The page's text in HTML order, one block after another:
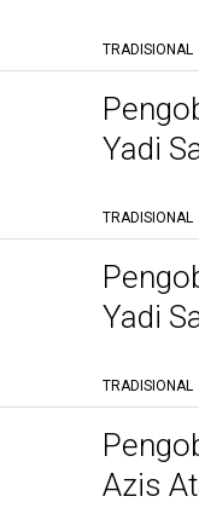
TRADISIONAL
Yadi
TRADISIONAL
Yadi
TRADISIONAL
Azis